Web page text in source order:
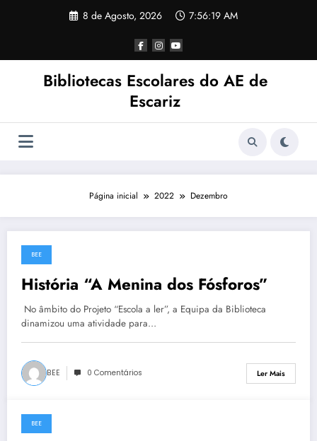
8 de Agosto, 2026 7:56:19 AM
Bibliotecas Escolares do AE de
Escariz
Página inicial 2022 Dezembro
22 de Dezembro, 2022
BEE
História “A Menina dos Fósforos”
No âmbito do Projeto “Escola a ler”, a Equipa da Biblioteca
dinamizou uma atividade para…
BEE 0 Comentários Ler Mais
14 de Dezembro, 2022
BEE